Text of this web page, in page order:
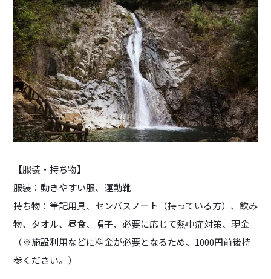
【服装・持ち物】
服装：動きやすい服、運動靴
持ち物：筆記用具、センバスノート（持っている方）、飲み
物、タオル、昼食、帽子、必要に応じて熱中症対策、現金
（※施設利用などに料金が必要となるため、1000円前後持
参ください。）